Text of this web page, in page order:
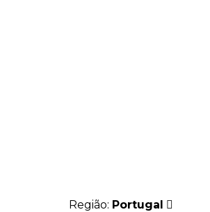
Região: Portugal